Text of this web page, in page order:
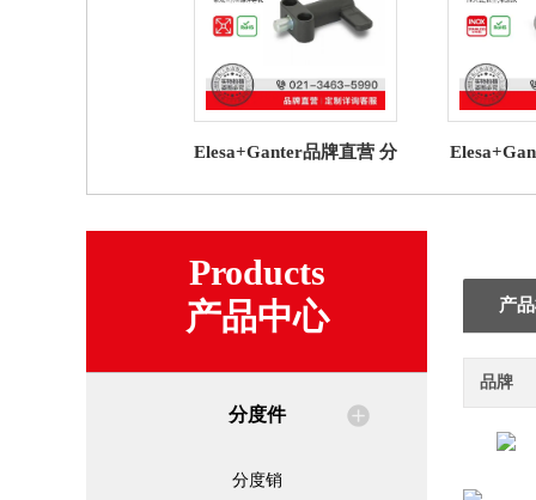
Elesa+Ganter品牌直营 分
度销 压铸锌导轨
簧销
Products
产品中心
分度件
分度销
产
品牌